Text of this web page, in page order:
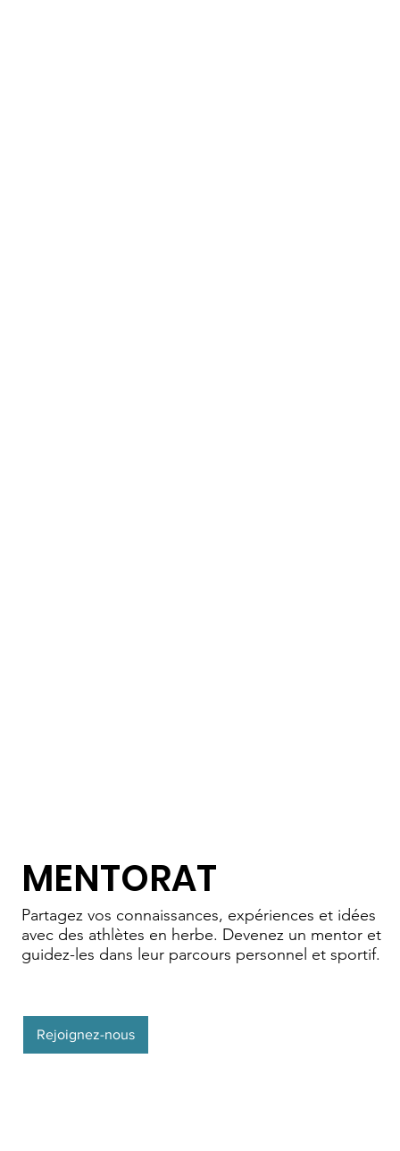
MENTORAT
Partagez vos connaissances, expériences et idées
avec des athlètes en herbe. Devenez un mentor et
guidez-les dans leur parcours personnel et sportif.
Rejoignez-nous